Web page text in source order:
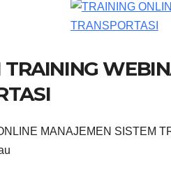
TRAINING
MANAJEMEN SISTEM